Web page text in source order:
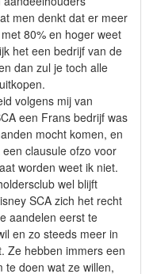
men denkt dat er meer
80% en hoger weet
het een bedrijf van de
dan zul je toch alle
volgens mij van
een Frans bedrijf was
mocht komen, en
clausule ofzo voor
worden weet ik niet.
wel blijft
SCA zich het recht
aandelen eerst te
en zo steeds meer in
Ze hebben immers een
te doen wat ze willen,